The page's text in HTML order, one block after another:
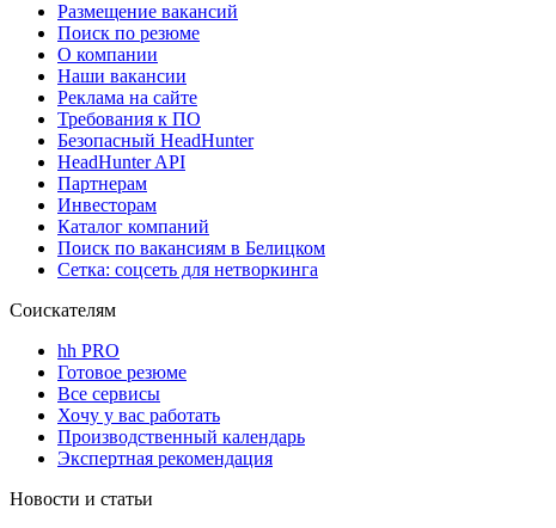
Размещение вакансий
Поиск по резюме
О компании
Наши вакансии
Реклама на сайте
Требования к ПО
Безопасный HeadHunter
HeadHunter API
Партнерам
Инвесторам
Каталог компаний
Поиск по вакансиям в Белицком
Сетка: соцсеть для нетворкинга
Соискателям
hh PRO
Готовое резюме
Все сервисы
Хочу у вас работать
Производственный календарь
Экспертная рекомендация
Новости и статьи